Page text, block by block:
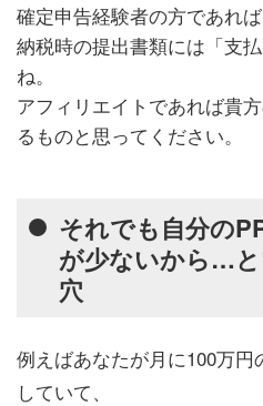
確定申告経験者の方であれ
納税時の提出書類には「支
ね。
アフィリエイトであれば貴
るものと思ってください。
それでも自分の
が少ないから…
穴
例えばあなたが月に100万
していて、